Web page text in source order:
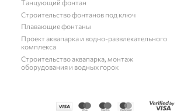
Танцующий фонтан
Строительство фонтанов под ключ
Плавающие фонтаны
Проект аквапарка и водно-развлекательного
комплекса
Строительство аквапарка, монтаж
оборудования и водных горок